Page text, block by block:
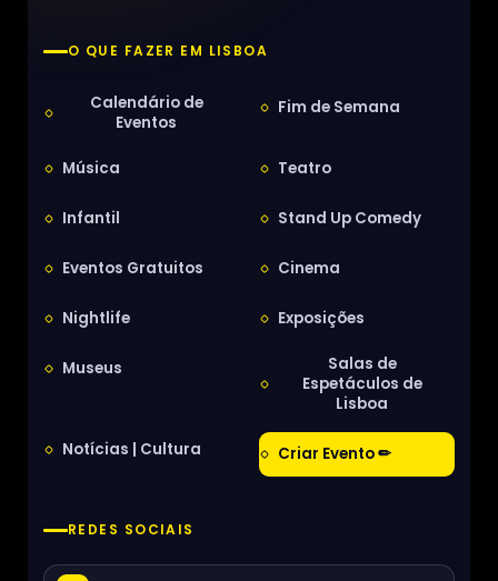
O QUE FAZER EM LISBOA
Calendário de
Eventos
Fim de Semana
Música Teatro
Infantil Stand Up Comedy
Eventos Gratuitos Cinema
Nightlife Exposições
Museus
Salas de
Espetáculos de
Lisboa
Notícias | Cultura Criar Evento ✏
REDES SOCIAIS